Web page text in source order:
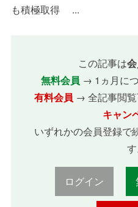
も積極取得 ...
この記事は
無料会員 → 1ヵ月に
有料会員 → 全記事閲
キャン
いずれかの会員登録で
す
ログイン